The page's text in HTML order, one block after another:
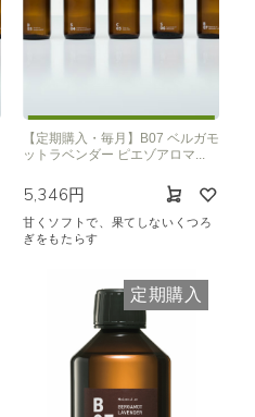
【定期購入・毎月】B07 ベルガモ
ットラベンダー ピエゾアロマ...
5,346円
甘くソフトで、果てしないくつろ
ぎをもたらす
定期購入